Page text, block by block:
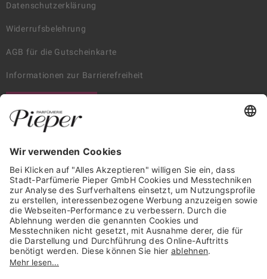
Datenschutzerklärung
Widerrufsbelehrung
AGB für die Gutscheinkarte
Informationen zur Barrierefreiheit
Trusted Shops Mitglied seit 2010